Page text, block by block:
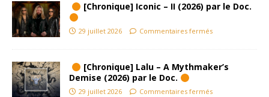
[Chronique] Iconic – II (2026) par le Doc.
29 juillet 2026 Commentaires fermés
[Chronique] Lalu – A Mythmaker’s
Demise (2026) par le Doc.
29 juillet 2026 Commentaires fermés